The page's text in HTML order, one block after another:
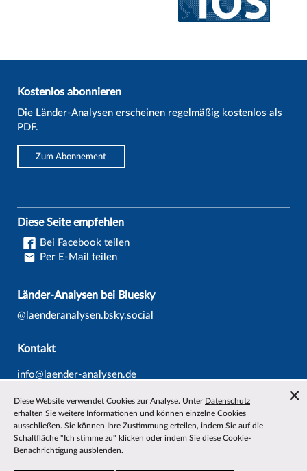
Kostenlos abonnieren
Die Länder-Analysen erscheinen regelmäßig kostenlos als
PDF.
Zum Abonnement
Diese Seite empfehlen
Bei Facebook teilen
Per E-Mail teilen
Länder-Analysen bei Bluesky
@laenderanalysen.bsky.social
Kontakt
info@laender-analysen.de
Fax: 0421/218-69607
Redaktionen
Wissenschaftliche Beiräte
Diese Website verwendet Cookies zur Analyse. Unter Datenschutz
erhalten Sie weitere Informationen und können einzelne Cookies
ausschließen. Sie können Ihre Zustimmung erteilen, indem Sie auf die
Schaltfläche "Ich stimme zu" klicken oder indem Sie diese Cookie-
Benachrichtigung ausblenden.